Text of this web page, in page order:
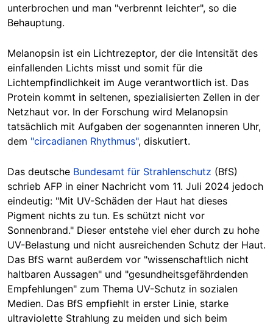
unterbrochen und man "verbrennt leichter", so die
Behauptung.
Melanopsin ist ein Lichtrezeptor, der die Intensität des
einfallenden Lichts misst und somit für die
Lichtempfindlichkeit im Auge verantwortlich ist. Das
Protein kommt in seltenen, spezialisierten Zellen in der
Netzhaut vor. In der Forschung wird Melanopsin
tatsächlich mit Aufgaben der sogenannten inneren Uhr,
dem "circadianen Rhythmus", diskutiert.
Das deutsche Bundesamt für Strahlenschutz (BfS)
schrieb AFP in einer Nachricht vom 11. Juli 2024 jedoch
eindeutig: "Mit UV-Schäden der Haut hat dieses
Pigment nichts zu tun. Es schützt nicht vor
Sonnenbrand." Dieser entstehe viel eher durch zu hohe
UV-Belastung und nicht ausreichenden Schutz der Haut.
Das BfS warnt außerdem vor "wissenschaftlich nicht
haltbaren Aussagen" und "gesundheitsgefährdenden
Empfehlungen" zum Thema UV-Schutz in sozialen
Medien. Das BfS empfiehlt in erster Linie, starke
ultraviolette Strahlung zu meiden und sich beim